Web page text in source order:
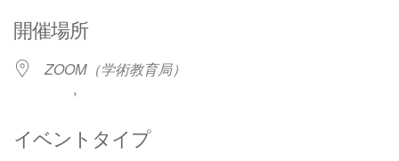
開催場所
ZOOM（学術教育局）
,
イベントタイプ